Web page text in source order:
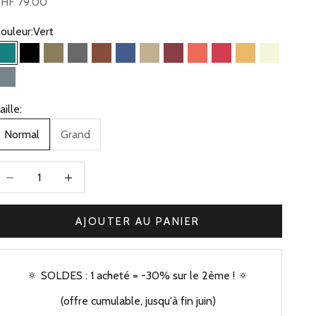
Vert
Vert Noir OliveGris CamelBleu JeanBeige Kaki
Bordeaux
CorailFramboise
JauneBeige
Bleu Gris
Normal
Grand
Diminuer la quantité
AJOUTER AU PANIER
🔅 SOLDES : 1 acheté = -30% sur le 2ème ! 🔅
(offre cumulable, jusqu'à fin juin)